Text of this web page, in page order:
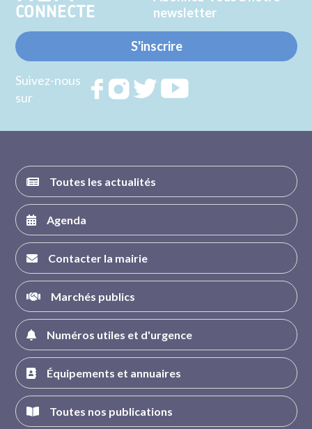
CONNECTE
newsletter
S'inscrire
Suivez-nous
sur
RejoignezRejoignezRejoignez
Toutes les actualités
Agenda
Contacter la mairie
Marchés publics
Numéros utiles et d'urgence
Équipements et annuaires
Toutes nos publications